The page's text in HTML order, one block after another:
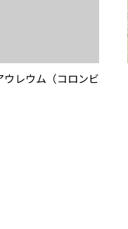
レウム（コロンビ